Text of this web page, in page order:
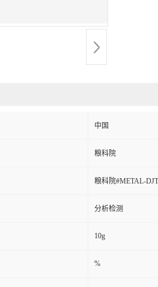
中国
粮科院
粮科院#METAL-
分析检测
10g
%